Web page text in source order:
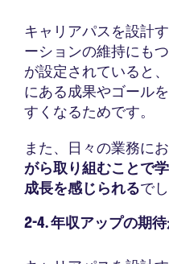
キャリアパスを設計
ーションの維持にも
が設定されていると
にある成果やゴール
すくなるためです。
また、日々の業務にお
がら取り組むことで
成長を感じられるで
2-4. 年収アップの期